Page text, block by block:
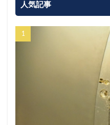
人気記事